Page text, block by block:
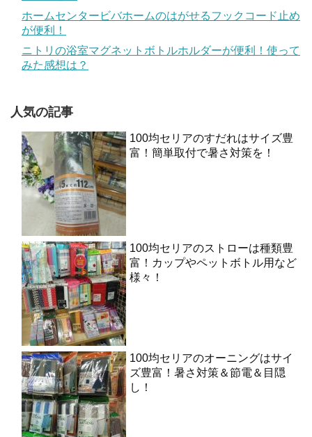
ホームセンタービバホームのはがせるフックコード止め
が便利！
ニトリの浴室マグネットボトルホルダーが便利！使って
みた感想は？
人気の記事
100均セリアのすだれはサイズ豊
富！簡単取付で暑さ対策を！
100均セリアのストローは種類豊
富！カップやペットボトル用など
様々！
100均セリアのオーニングはサイ
ズ豊富！暑さ対策＆節電＆目隠
し！